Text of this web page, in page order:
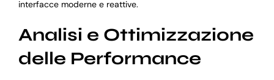
interfacce moderne e reattive.
Analisi e Ottimizzazione
delle Performance